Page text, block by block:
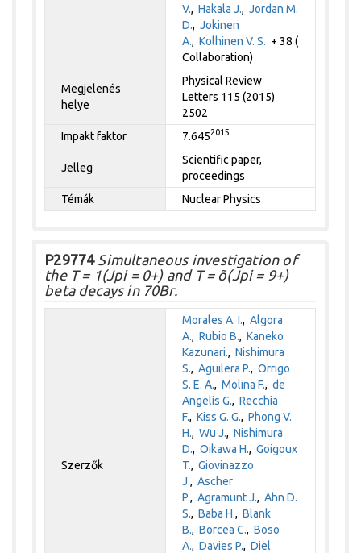
V.,Hakala J.,Jordan M.
D.,Jokinen
A.,Kolhinen V. S. + 38 (
Collaboration)
Megjelenés
helye
Physical Review
Letters 115 (2015)
2502
Impakt faktor
7.6452015
Jelleg
Scientific paper,
proceedings
Témák
Nuclear Physics
P29774Simultaneous investigation of
the T = 1(Jpi = 0+) and T = õ(Jpi = 9+)
beta decays in 70Br.
Szerzők
Morales A. I.,Algora
A.,Rubio B.,Kaneko
Kazunari.,Nishimura
S.,Aguilera P.,Orrigo
S. E. A.,Molina F.,de
Angelis G.,Recchia
F.,Kiss G. G.,Phong V.
H.,Wu J.,Nishimura
D.,Oikawa H.,Goigoux
T.,Giovinazzo
J.,Ascher
P.,Agramunt J.,Ahn D.
S.,Baba H.,Blank
B.,Borcea C.,Boso
A.,Davies P.,Diel